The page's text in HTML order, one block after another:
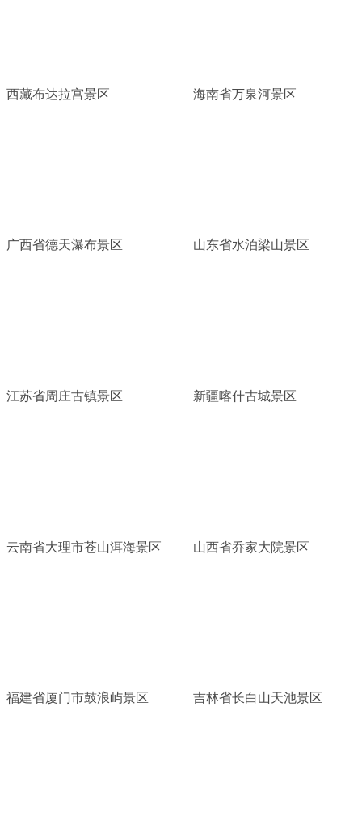
西藏布达拉宫景区 海南省万泉河景区
广西省德天瀑布景区 山东省水泊梁山景区
江苏省周庄古镇景区 新疆喀什古城景区
云南省大理市苍山洱海景区 山西省乔家大院景区
福建省厦门市鼓浪屿景区 吉林省长白山天池景区